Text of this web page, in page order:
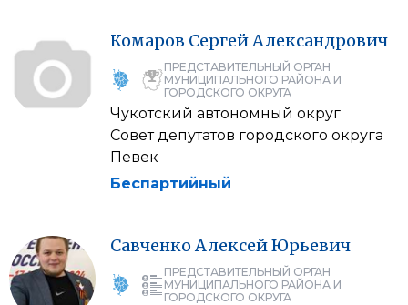
Комаров СергейАлександрович
ПРЕДСТАВИТЕЛЬНЫЙ ОРГАН
МУНИЦИПАЛЬНОГО РАЙОНА И
ГОРОДСКОГО ОКРУГА
Чукотский автономный округ
Совет депутатов городского округа
Певек
Беспартийный
Савченко АлексейЮрьевич
ПРЕДСТАВИТЕЛЬНЫЙ ОРГАН
МУНИЦИПАЛЬНОГО РАЙОНА И
ГОРОДСКОГО ОКРУГА